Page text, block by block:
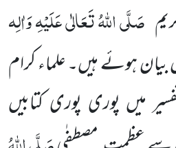
صَلَّی اللہُ تَعَالٰی عَلَیْہِ وَاٰلِہ
ہوئے ہیں۔ علماء کرام
میں پوری پوری کتابیں